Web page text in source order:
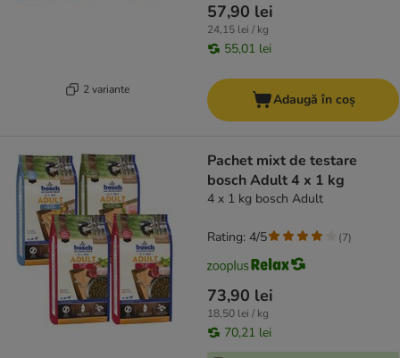
2 variante
57,90 lei
24,15 lei / kg
55,01 lei
Adaugă în coș
Pachet mixt de testare
bosch Adult 4 x 1 kg
4 x 1 kg bosch Adult
73,90 lei
18,50 lei / kg
70,21 lei
Rating: 4/5 (7)